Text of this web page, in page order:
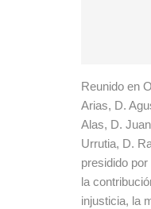
Reunido en
Arias, D.
Alas, D.
Urrutia, D.
presidido
la
injusticia, la